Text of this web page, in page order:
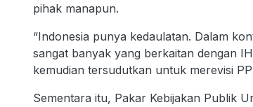
pihak manapun.
“Indonesia punya kedaulatan. Dalam
sangat banyak yang berkaitan dengan
kemudian tersudutkan untuk merevisi
Sementara itu, Pakar Kebijakan Publik